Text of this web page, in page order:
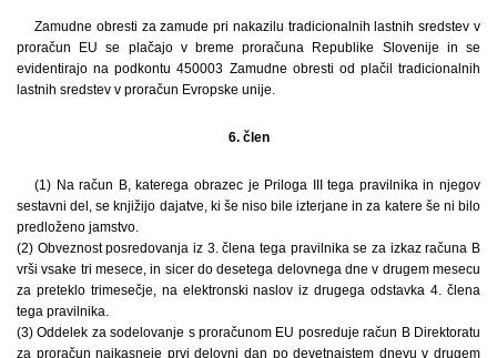
Zamudne obresti za zamude pri nakazilu tradicionalnih lastnih sredstev v
proračun EU se plačajo v breme proračuna Republike Slovenije in se
evidentirajo na podkontu 450003 Zamudne obresti od plačil tradicionalnih
lastnih sredstev v proračun Evropske unije.
6. člen
(1) Na račun B, katerega obrazec je Priloga III tega pravilnika in njegov
sestavni del, se knjižijo dajatve, ki še niso bile izterjane in za katere še ni bilo
predloženo jamstvo.
(2) Obveznost posredovanja iz 3. člena tega pravilnika se za izkaz računa B
vrši vsake tri mesece, in sicer do desetega delovnega dne v drugem mesecu
za preteklo trimesečje, na elektronski naslov iz drugega odstavka 4. člena
tega pravilnika.
(3) Oddelek za sodelovanje s proračunom EU posreduje račun B Direktoratu
za proračun najkasneje prvi delovni dan po devetnajstem dnevu v drugem